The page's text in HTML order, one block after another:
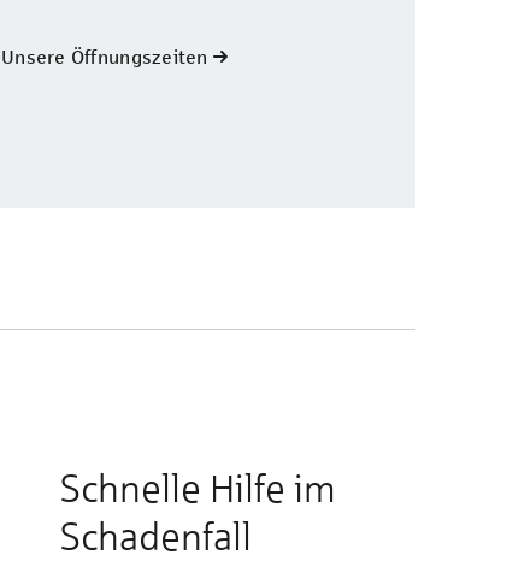
Unsere Öffnungszeiten
Schnelle Hilfe im
Schadenfall